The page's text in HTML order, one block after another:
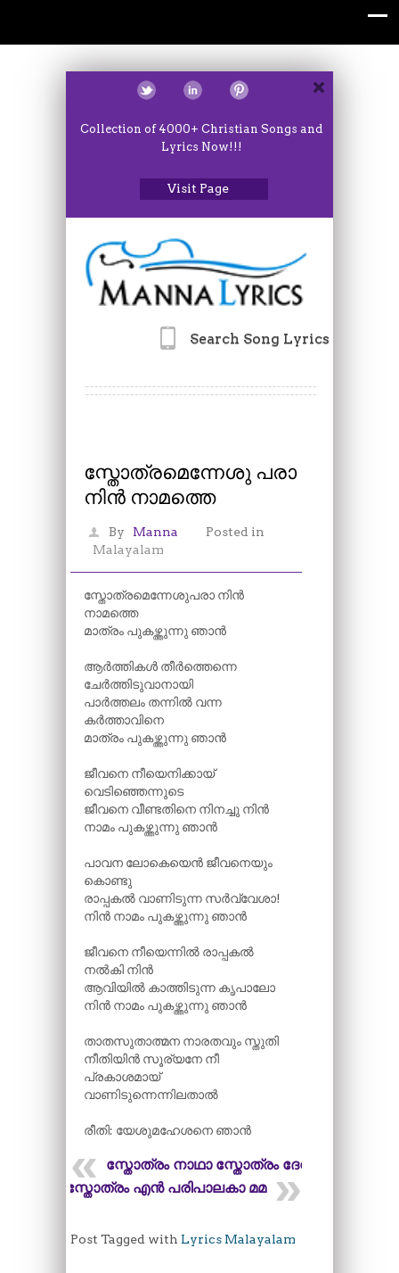
Collection of 4000+ Christian Songs and
Lyrics Now!!!
Visit Page
Search Song Lyrics
സ്തോത്രമെന്നേശു പരാ
നിൻ നാമത്തെ
By Manna
Posted in
Malayalam
സ്തോത്രമെന്നേശുപരാ നിൻ
നാമത്തെ
മാത്രം പുകഴ്ത്തുന്നു ഞാൻ
ആർത്തികൾ തീർത്തെന്നെ
ചേർത്തിടുവാനായി
പാർത്തലം തന്നിൽ വന്ന
കർത്താവിനെ
മാത്രം പുകഴ്ത്തുന്നു ഞാൻ
ജീവനെ നീയെനിക്കായ്
വെടിഞ്ഞെന്നുടെ
ജീവനെ വീണ്ടതിനെ നിനച്ചു നിൻ
നാമം പുകഴ്ത്തുന്നു ഞാൻ
പാവന ലോകെയെൻ ജീവനെയും
കൊണ്ടു
രാപ്പകൽ വാണിടുന്ന സർവ്വേശാ!
നിൻ നാമം പുകഴ്ത്തുന്നു ഞാൻ
ജീവനെ നീയെന്നിൽ രാപ്പകൽ
നൽകി നിൻ
ആവിയിൽ കാത്തിടുന്ന കൃപാലോ
നിൻ നാമം പുകഴ്ത്തുന്നു ഞാൻ
താതസുതാത്മന നാരതവും സ്തുതി
നീതിയിൻ സൂര്യനേ നീ
പ്രകാശമായ്
വാണിടുന്നെന്നിലതാൽ
രീതി: യേശുമഹേശനെ ഞാൻ
സ്തോത്രം നാഥാ സ്തോത്രം ദേവാ
സ്തോത്രം എൻ പരിപാലകാ മമ
Post Tagged with Lyrics Malayalam